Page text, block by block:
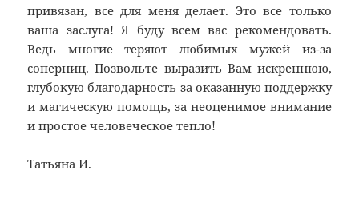
привязан, все для меня делает. Это все только
ваша заслуга! Я буду всем вас рекомендовать.
Ведь многие теряют любимых мужей из-за
соперниц. Позвольте выразить Вам искреннюю,
глубокую благодарность за оказанную поддержку
и магическую помощь, за неоценимое внимание
и простое человеческое тепло!
Татьяна И.